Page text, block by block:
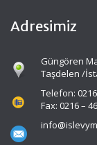
Adresimiz
Güngören
Taşdelen /
Telefon:
Fax: 0216 –